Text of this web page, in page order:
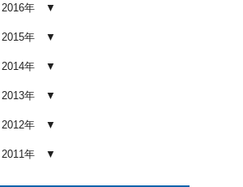
【2026年版】車内の臭いが取れな
ビ別の正しい対処法
2026.01.04
どこまでやるべき？目的別おすす
め内容と費用目安
2016年
2015年
2014年
2013年
2012年
2011年